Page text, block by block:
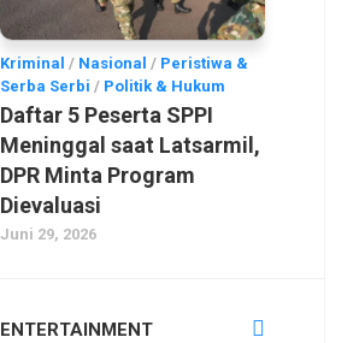
Kriminal / Nasional / Peristiwa &
Serba Serbi / Politik & Hukum
Daftar 5 Peserta SPPI
Meninggal saat Latsarmil,
DPR Minta Program
Dievaluasi
Juni 29, 2026
ENTERTAINMENT